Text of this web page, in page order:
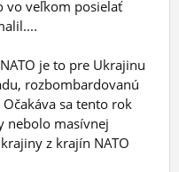
vo veľkom posielať
je to pre Ukrajinu
rozbombardovanú
sa tento rok
nebolo masívnej
z krajín NATO